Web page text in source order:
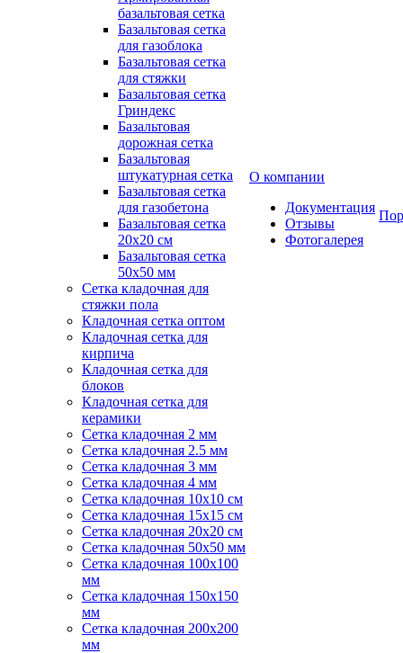
базальтовая сетка
Базальтовая сетка
для газоблока
Базальтовая сетка
для стяжки
Базальтовая сетка
Гриндекс
Базальтовая
дорожная сетка
Базальтовая
штукатурная сетка
Базальтовая сетка
для газобетона
Базальтовая сетка
20x20 см
Базальтовая сетка
50x50 мм
Сетка кладочная для
стяжки пола
Кладочная сетка оптом
Кладочная сетка для
кирпича
Кладочная сетка для
блоков
Кладочная сетка для
керамики
Сетка кладочная 2 мм
Сетка кладочная 2.5 мм
Сетка кладочная 3 мм
Сетка кладочная 4 мм
Сетка кладочная 10x10 см
Сетка кладочная 15x15 см
Сетка кладочная 20x20 см
Сетка кладочная 50x50 мм
Сетка кладочная 100x100
мм
Сетка кладочная 150x150
мм
Сетка кладочная 200x200
мм
О компании
Документация
Отзывы
Фотогалерея